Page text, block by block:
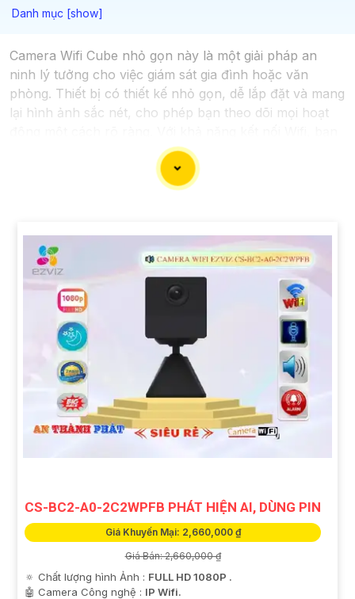
Camera Wifi Cube nhỏ gọn này là một giải pháp an
ninh lý tưởng cho việc giám sát gia đình hoặc văn
phòng. Thiết bị có thiết kế nhỏ gọn, dễ lắp đặt và mang
lại hình ảnh sắc nét, cho phép bạn theo dõi mọi hoạt
có thể xem trực tiếp hoặc lưu trữ hình ảnh từ xa thông
qua ứng dụng điện thoại thông minh. Đèn hồng ngoại
thông minh giúp quan sát ban đêm mà không làm mờ
động đáng ngờ. Với camera này, bạn có thể yên tâm
theo dõi và bảo vệ căn nhà hoặc văn phòng của mình
mọi lúc mọi nơi.
CS-BC2-A0-2C2WPFB PHÁT HIỆN AI, DÙNG PIN
Giá Khuyến Mại: 2,660,000 ₫
Giá Bán: 2,660,000 ₫
🔅 Chất lượng hình Ảnh : FULL HD 1080P .
🤖️ Camera Công nghệ : IP Wifi.